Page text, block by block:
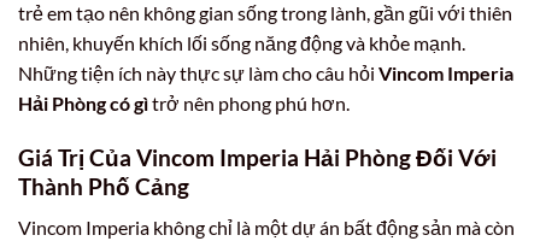
trẻ em tạo nên không gian sống trong lành, gần gũi với thiên
nhiên, khuyến khích lối sống năng động và khỏe mạnh.
Những tiện ích này thực sự làm cho câu hỏi Vincom Imperia
Hải Phòng có gìtrở nên phong phú hơn.
Giá Trị Của Vincom Imperia Hải Phòng Đối Với
Thành Phố Cảng
Vincom Imperia không chỉ là một dự án bất động sản mà còn